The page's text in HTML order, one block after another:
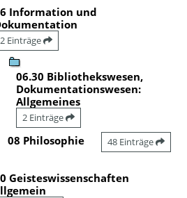
Information und
2 Einträge
06.30 Bibliothekswesen,
Dokumentationswesen:
Allgemeines
2 Einträge
08 Philosophie 48 Einträge
Geisteswissenschaften